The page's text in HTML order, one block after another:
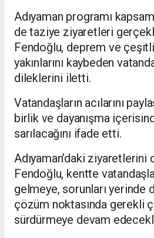
Adıyaman programı
de taziye ziyaretleri
Fendoğlu, deprem ve
yakınlarını kaybeden
dileklerini iletti.
Vatandaşların acılarını
birlik ve dayanışma
sarılacağını ifade etti.
Adıyaman’daki ziyaretlerini
Fendoğlu, kentte
gelmeye, sorunları yerinde
çözüm noktasında gerekli
sürdürmeye devam